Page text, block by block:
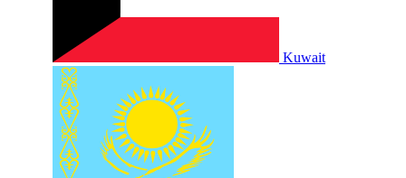
Kuwait